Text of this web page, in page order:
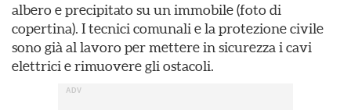
albero e precipitato su un immobile (foto di
copertina). I tecnici comunali e la protezione civile
sono già al lavoro per mettere in sicurezza i cavi
elettrici e rimuovere gli ostacoli.